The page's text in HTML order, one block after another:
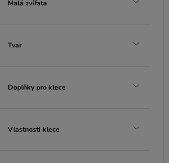
Malá zvířata
Tvar
Doplňky pro klece
Vlastnosti klece